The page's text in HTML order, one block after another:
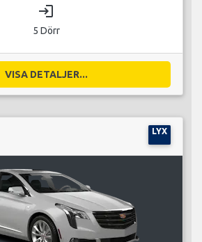
login
5 Dörr
VISA DETALJER...
LYX